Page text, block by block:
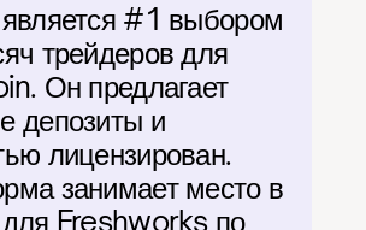
#1 выбором
трейдеров для
Он предлагает
депозиты и
лицензирован.
занимает место в
Freshworks по